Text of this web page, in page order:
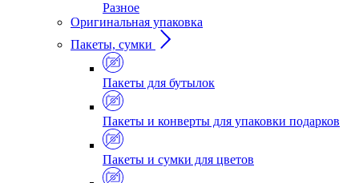
Разное
Оригинальная упаковка
Пакеты, сумки
Пакеты для бутылок
Пакеты и конверты для упаковки подарков
Пакеты и сумки для цветов